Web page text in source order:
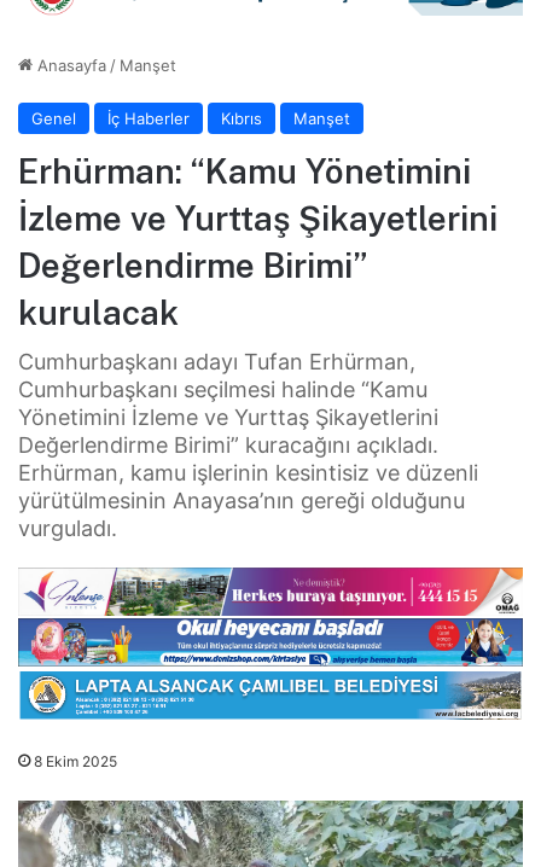
Anasayfa / Manşet
Genel İç Haberler Kıbrıs Manşet
Erhürman: “Kamu Yönetimini
İzleme ve Yurttaş Şikayetlerini
Değerlendirme Birimi”
kurulacak
Cumhurbaşkanı adayı Tufan Erhürman,
Cumhurbaşkanı seçilmesi halinde “Kamu
Yönetimini İzleme ve Yurttaş Şikayetlerini
Değerlendirme Birimi” kuracağını açıkladı.
Erhürman, kamu işlerinin kesintisiz ve düzenli
yürütülmesinin Anayasa’nın gereği olduğunu
vurguladı.
8 Ekim 2025